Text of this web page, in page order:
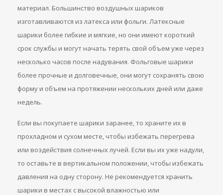
материал. Большинство воздушных шариков
изготавливаются из латекса или фольги. Латексные
шарики более гибкие и мягкие, но они имеют короткий
срок службы и могут начать терять свой объем уже через
несколько часов после надувания. Фольговые шарики
более прочные и долговечные, они могут сохранять свою
форму и объем на протяжении нескольких дней или даже
недель.
Если вы покупаете шарики заранее, то храните их в
прохладном и сухом месте, чтобы избежать перегрева
или воздействия солнечных лучей. Если вы их уже надули,
то оставьте в вертикальном положении, чтобы избежать
давления на одну сторону. Не рекомендуется хранить
шарики в местах с высокой влажностью или